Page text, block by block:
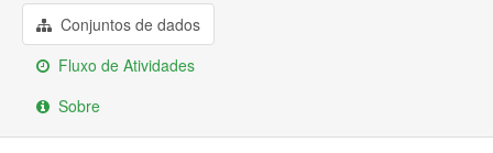
SobreConjuntos de dados
Fluxo de Atividades
Sobre